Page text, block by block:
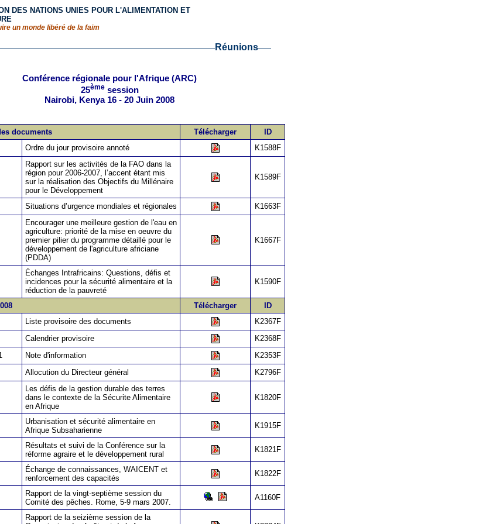
DES NATIONS UNIES POUR L'ALIMENTATION ET
un monde libéré de la faim
Réunions
Conférence régionale pour l'Afrique (ARC)
25èmesession
Nairobi, Kenya 16 - 20 Juin 2008
documents Télécharger
ID
Ordre du jour provisoire annoté K1588F
Rapport sur les activités de la FAO dans la
région pour 2006-2007, l’accent étant mis
sur la réalisation des Objectifs du Millénaire
pour le Développement
K1589F
Situations d’urgence mondiales et régionales K1663F
Encourager une meilleure gestion de l'eau en
agriculture: priorité de la mise en oeuvre du
premier pilier du programme détaillé pour le
développement de l'agriculture africiane
(PDDA)
K1667F
Échanges Intrafricains: Questions, défis et
incidences pour la sécurité alimentaire et la
réduction de la pauvreté
K1590F
Télécharger
ID
Liste provisoire des documents
K2367F
Calendrier provisoire
K2368F
Note d'information
K2353F
Allocution du Directeur général K2796F
Les défis de la gestion durable des terres
dans le contexte de la Sécurite Alimentaire
en Afrique
K1820F
Urbanisation et sécurité alimentaire en
Afrique Subsaharienne
K1915F
Résultats et suivi de la Conférence sur la
réforme agraire et le développement rural
K1821F
Échange de connaissances, WAICENT et
renforcement des capacités
K1822F
Rapport de la vingt-septième session du
Comité des pêches. Rome, 5-9 mars 2007.
A1160F
Rapport de la seizième session de la